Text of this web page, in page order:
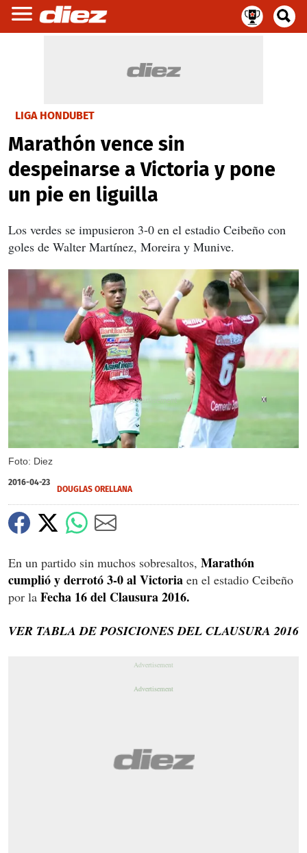
LIGA HONDUBET
Marathón vence sin
despeinarse a Victoria y pone
un pie en liguilla
Los verdes se impusieron 3-0 en el estadio Ceibeño con
goles de Walter Martínez, Moreira y Munive.
Foto: Diez
X
X
X
2016-04-23
DOUGLAS ORELLANA
En un partido sin muchos sobresaltos, Marathón
cumplió y derrotó 3-0 al Victoria en el estadio Ceibeño
por la Fecha 16 del Clausura 2016.
VER TABLA DE POSICIONES DEL CLAUSURA 2016